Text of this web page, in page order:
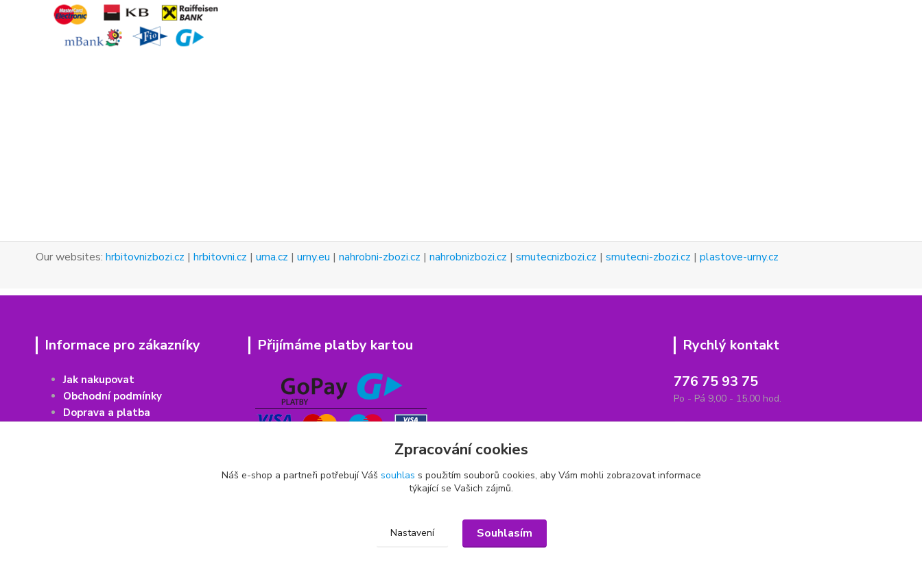
Our websites: hrbitovnizbozi.cz | hrbitovni.cz | urna.cz | urny.eu | nahrobni-zbozi.cz | nahrobnizbozi.cz | smutecnizbozi.cz | smutecni-zbozi.cz | plastove-urny.cz
Informace pro zákazníky
Jak nakupovat
Obchodní podmínky
Doprava a platba
Přijímáme platby kartou
Rychlý kontakt
776 75 93 75
Po - Pá 9,00 - 15,00 hod.
Zpracování cookies
Náš e-shop a partneři potřebují Váš souhlas s použitím souborů cookies, aby Vám mohli zobrazovat informace
týkající se Vašich zájmů.
Nastavení Souhlasím